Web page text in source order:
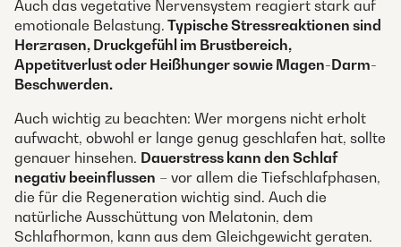
Auch das vegetative Nervensystem reagiert stark auf
emotionale Belastung. Typische Stressreaktionen sind
Herzrasen, Druckgefühl im Brustbereich,
Appetitverlust oder Heißhunger sowie Magen-Darm-
Beschwerden.
Auch wichtig zu beachten: Wer morgens nicht erholt
aufwacht, obwohl er lange genug geschlafen hat, sollte
genauer hinsehen. Dauerstress kann den Schlaf
negativ beeinflussen – vor allem die Tiefschlafphasen,
die für die Regeneration wichtig sind. Auch die
natürliche Ausschüttung von Melatonin, dem
Schlafhormon, kann aus dem Gleichgewicht geraten.